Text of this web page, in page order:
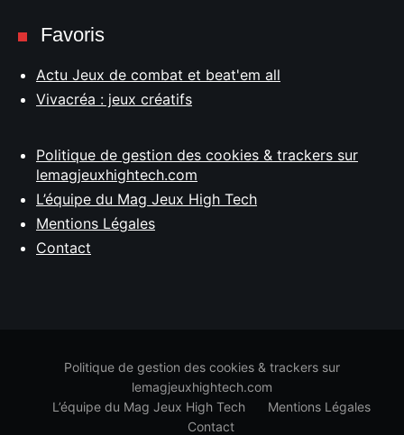
Favoris
Actu Jeux de combat et beat'em all
Vivacréa : jeux créatifs
Politique de gestion des cookies & trackers sur
lemagjeuxhightech.com
L’équipe du Mag Jeux High Tech
Mentions Légales
Contact
Politique de gestion des cookies & trackers sur
lemagjeuxhightech.com
L’équipe du Mag Jeux High Tech
Mentions Légales
Contact